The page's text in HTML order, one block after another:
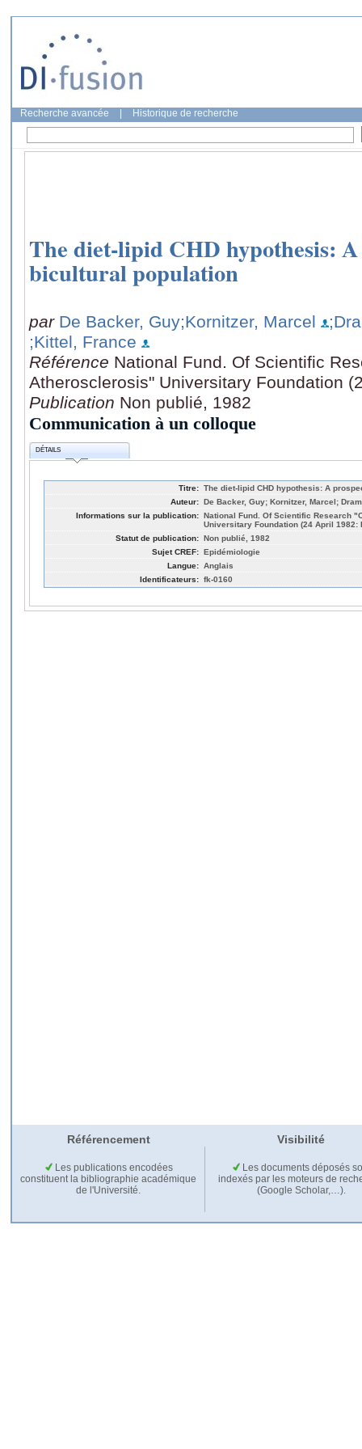
Recherche avancée Historique de recherche
The diet-lipid CHD hypothesis:
bicultural population
par De Backer, Guy;Kornitzer, Marcel
;Kittel, France
Référence National Fund. Of Scientific
Atherosclerosis" Universitary Foundation
Publication Non publié, 1982
Communication à un colloque
DÉTAILS
Titre: The diet-lipid CHD hypothesis: A
Auteur: De Backer, Guy; Kornitzer, Marcel;
Informations sur la publication: National Fund. Of Scientific Research
Universitary Foundation (24 April 1982:
Statut de publication: Non publié, 1982
Sujet CREF: Epidémiologie
Langue: Anglais
Identificateurs: fk-0160
Référencement Visibilité
Les publications encodées
constituent la bibliographie académique
de l'Université.
Les documents déposés
indexés par les moteurs de
(Google Scholar,…).